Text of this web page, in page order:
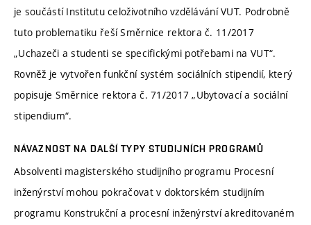
je součástí Institutu celoživotního vzdělávání VUT. Podrobně
tuto problematiku řeší Směrnice rektora č. 11/2017
„Uchazeči a studenti se specifickými potřebami na VUT“.
Rovněž je vytvořen funkční systém sociálních stipendií, který
popisuje Směrnice rektora č. 71/2017 „Ubytovací a sociální
stipendium“.
NÁVAZNOST NA DALŠÍ TYPY STUDIJNÍCH PROGRAMŮ
Absolventi magisterského studijního programu Procesní
inženýrství mohou pokračovat v doktorském studijním
programu Konstrukční a procesní inženýrství akreditovaném